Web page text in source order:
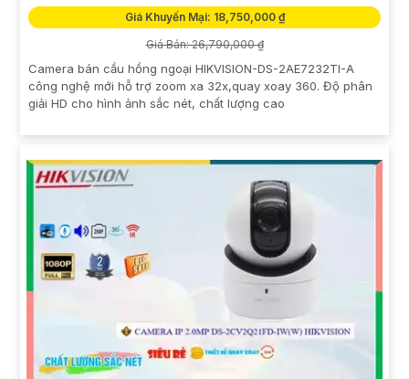
Giá Khuyến Mại: 18,750,000 ₫
Giá Bán: 26,790,000 ₫
Camera bán cầu hồng ngoại HIKVISION-DS-2AE7232TI-A
công nghệ mới hỗ trợ zoom xa 32x,quay xoay 360. Độ phân
giải HD cho hình ảnh sắc nét, chất lượng cao